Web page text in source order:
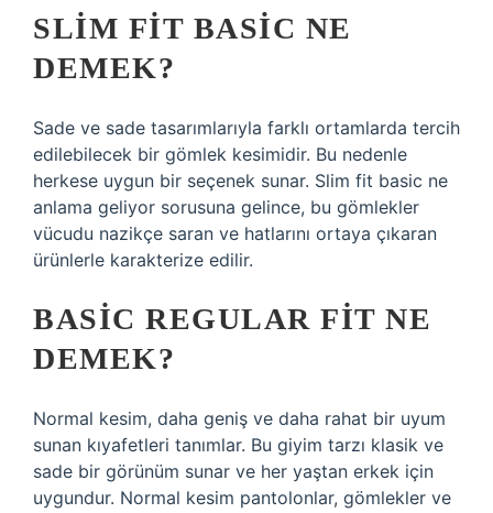
SLIM FIT BASIC NE
DEMEK?
Sade ve sade tasarımlarıyla farklı ortamlarda tercih
edilebilecek bir gömlek kesimidir. Bu nedenle
herkese uygun bir seçenek sunar. Slim fit basic ne
anlama geliyor sorusuna gelince, bu gömlekler
vücudu nazikçe saran ve hatlarını ortaya çıkaran
ürünlerle karakterize edilir.
BASIC REGULAR FIT NE
DEMEK?
Normal kesim, daha geniş ve daha rahat bir uyum
sunan kıyafetleri tanımlar. Bu giyim tarzı klasik ve
sade bir görünüm sunar ve her yaştan erkek için
uygundur. Normal kesim pantolonlar, gömlekler ve